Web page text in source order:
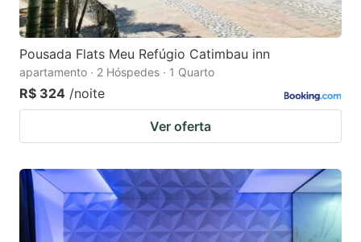
Pousada Flats Meu Refúgio Catimbau inn
apartamento · 2 Hóspedes · 1 Quarto
R$ 324 /noite
Ver oferta